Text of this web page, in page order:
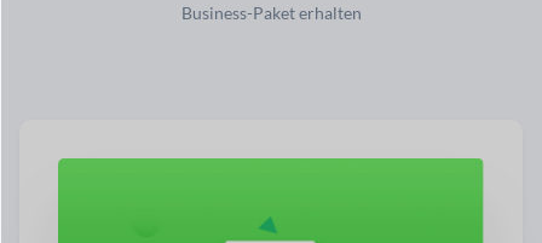
Business-Paket erhalten